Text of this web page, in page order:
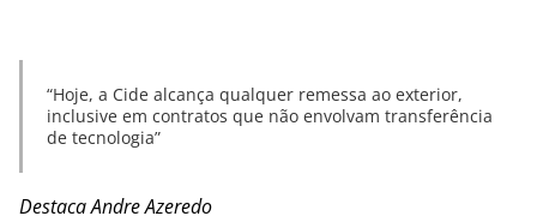
Hoje, a Cide alcança qualquer remessa ao exterior,
inclusive em contratos que não envolvam transferência
de tecnologia
Destaca Andre Azeredo